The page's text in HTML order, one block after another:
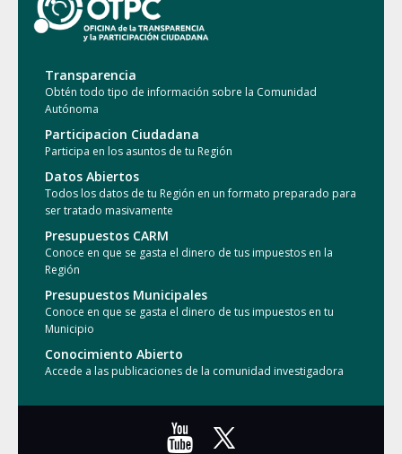
Transparencia
Obtén todo tipo de información sobre la Comunidad
Autónoma
Participacion Ciudadana
Participa en los asuntos de tu Región
Datos Abiertos
Todos los datos de tu Región en un formato preparado para
ser tratado masivamente
Presupuestos CARM
Conoce en que se gasta el dinero de tus impuestos en la
Región
Presupuestos Municipales
Conoce en que se gasta el dinero de tus impuestos en tu
Municipio
Conocimiento Abierto
Accede a las publicaciones de la comunidad investigadora